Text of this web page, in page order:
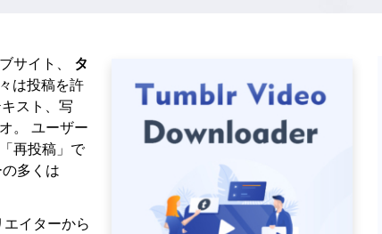
サイト、 タ
は投稿を許
スト、写
。 ユーザー
再投稿」で
多くは
イターから